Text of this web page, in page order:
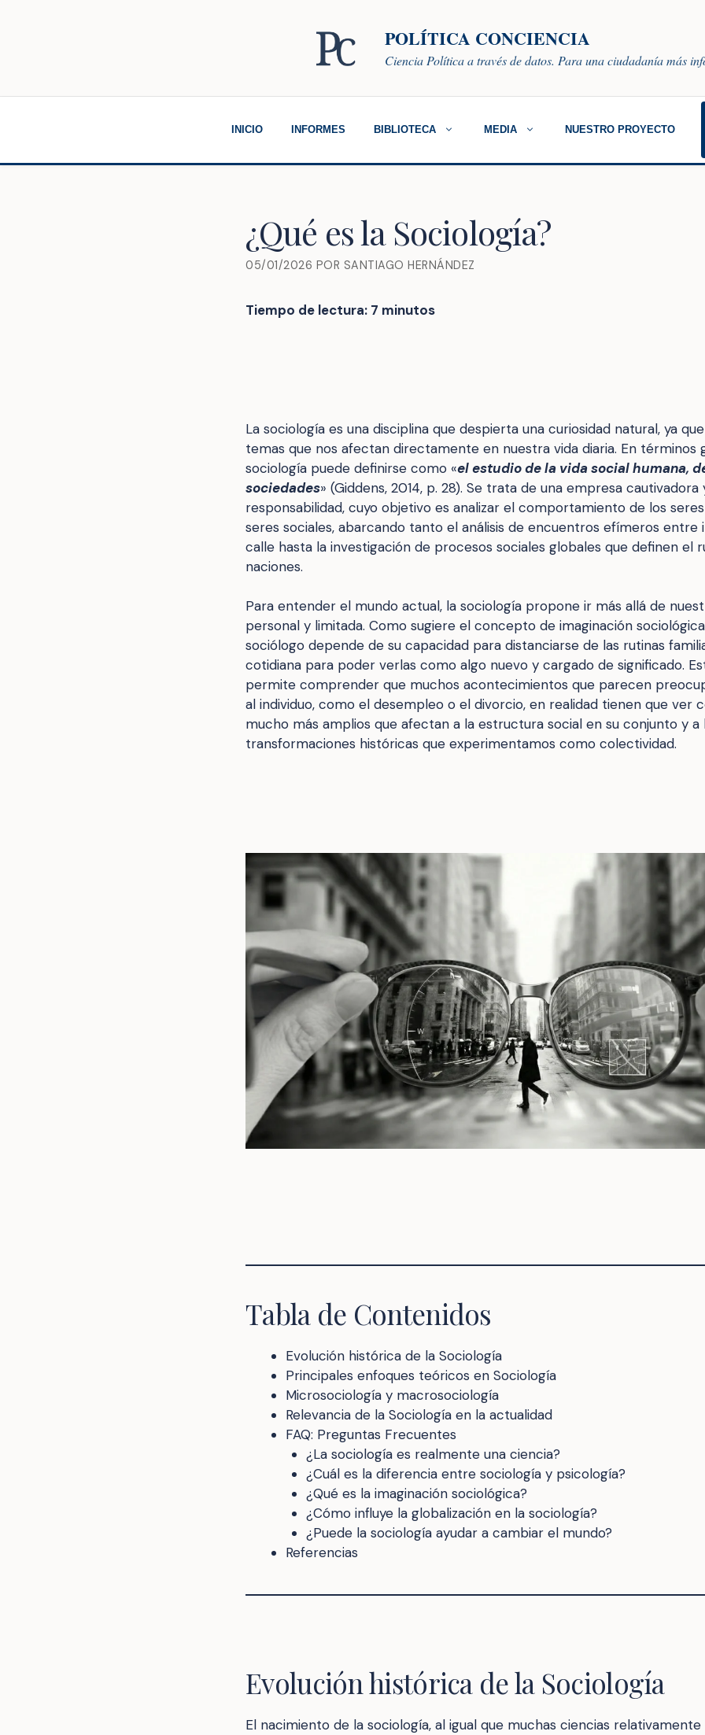
POLÍTICA CONCIENCIA
Ciencia Política a través de datos. Para una ciudadanía más
INICIO INFORMES BIBLIOTECA MEDIA NUESTRO PROYECTO
¿Qué es la Sociología?
05/01/2026 POR SANTIAGO HERNÁNDEZ
Tiempo de lectura: 7 minutos
La sociología es una disciplina que despierta una curiosidad natural, ya
temas que nos afectan directamente en nuestra vida diaria. En términos
sociología puede definirse como «el estudio de la vida social humana,
sociedades» (Giddens, 2014, p. 28). Se trata de una empresa
responsabilidad, cuyo objetivo es analizar el comportamiento de los
seres sociales, abarcando tanto el análisis de encuentros efímeros entre
calle hasta la investigación de procesos sociales globales que definen el
naciones.
Para entender el mundo actual, la sociología propone ir más allá de
personal y limitada. Como sugiere el concepto de imaginación
sociólogo depende de su capacidad para distanciarse de las rutinas
cotidiana para poder verlas como algo nuevo y cargado de significado.
permite comprender que muchos acontecimientos que parecen
al individuo, como el desempleo o el divorcio, en realidad tienen que ver
mucho más amplios que afectan a la estructura social en su conjunto y a
transformaciones históricas que experimentamos como colectividad.
Tabla de Contenidos
Evolución histórica de la Sociología
Principales enfoques teóricos en Sociología
Microsociología y macrosociología
Relevancia de la Sociología en la actualidad
FAQ: Preguntas Frecuentes
¿La sociología es realmente una ciencia?
¿Cuál es la diferencia entre sociología y psicología?
¿Qué es la imaginación sociológica?
¿Cómo influye la globalización en la sociología?
¿Puede la sociología ayudar a cambiar el mundo?
Referencias
Evolución histórica de la Sociología
El nacimiento de la sociología, al igual que muchas ciencias